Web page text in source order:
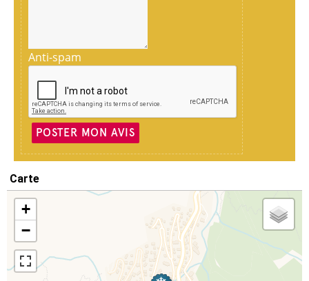
Anti-spam
POSTER MON AVIS
Carte
+
−